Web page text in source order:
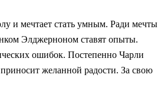
и мечтает стать умным. Ради мечты
Элджерноном ставят опыты.
ошибок. Постепенно Чарли
приносит желанной радости. За свою